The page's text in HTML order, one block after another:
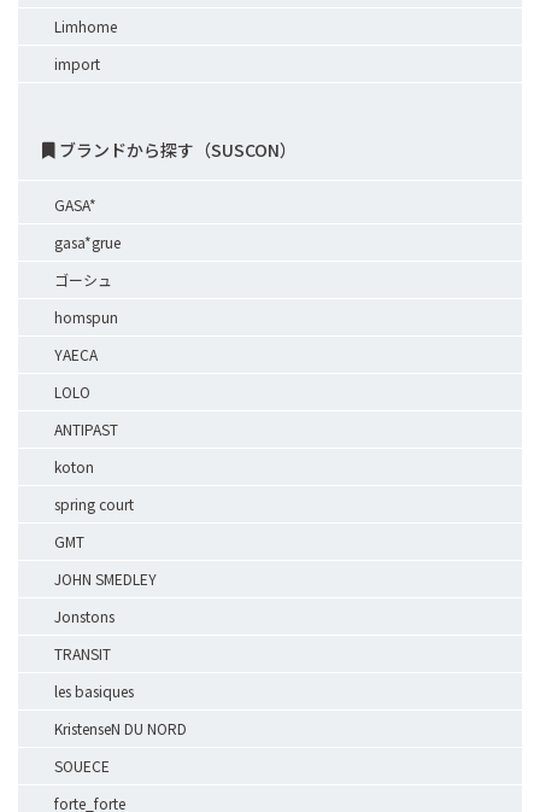
Limhome
import
ブランドから探す（SUSCON）
GASA*
gasa*grue
ゴーシュ
homspun
YAECA
LOLO
ANTIPAST
koton
spring court
GMT
JOHN SMEDLEY
Jonstons
TRANSIT
les basiques
KristenseN DU NORD
SOUECE
forte_forte